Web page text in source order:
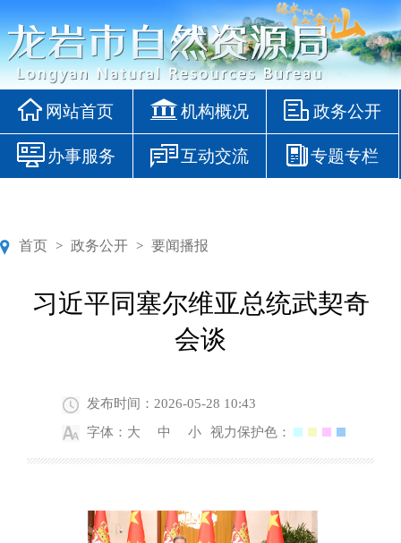
网站首页 机构概况 政务公开
办事服务 互动交流 专题专栏
首页 > 政务公开 > 要闻播报
习近平同塞尔维亚总统武契奇
会谈
发布时间：2026-05-28 10:43
字体： 大 中 小 视力保护色：